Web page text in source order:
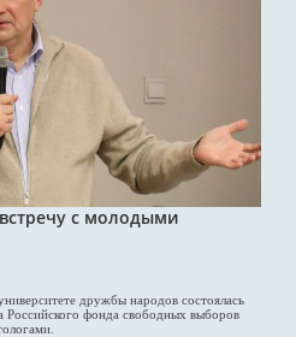
с молодыми
дружбы народов состоялась
Российского фонда свободных выборов